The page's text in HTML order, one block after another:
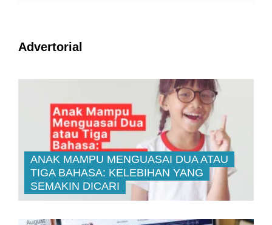
Advertorial
ANAK MAMPU MENGUASAI DUA ATAU
TIGA BAHASA: KELEBIHAN YANG
SEMAKIN DICARI